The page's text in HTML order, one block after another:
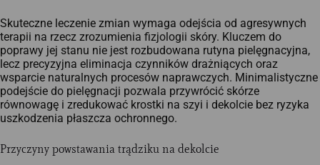
Skuteczne leczenie zmian wymaga odejścia od agresywnych
terapii na rzecz zrozumienia fizjologii skóry. Kluczem do
poprawy jej stanu nie jest rozbudowana rutyna pielęgnacyjna,
lecz precyzyjna eliminacja czynników drażniących oraz
wsparcie naturalnych procesów naprawczych. Minimalistyczne
podejście do pielęgnacji pozwala przywrócić skórze
równowagę i zredukować krostki na szyi i dekolcie bez ryzyka
uszkodzenia płaszcza ochronnego.
Przyczyny powstawania trądziku na dekolcie